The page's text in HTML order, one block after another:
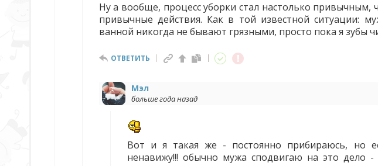
Ну а вообще, процесс уборки стал настолько
привычные действия. Как в той известной ситуации:
ванной никогда не бывают грязными, просто пока я зубы
ОТВЕТИТЬ
Мэл
больше года назад
Вот и я такая же - постоянно прибираюсь, но
ненавижу!!! обычно мужа сподвигаю на это дело